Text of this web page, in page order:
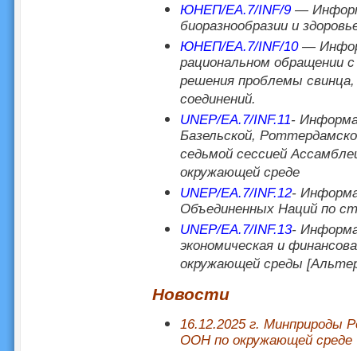
ЮНЕП/EA.7/INF/9—
биоразнообразии и
ЮНЕП/EA.7/INF/10—
рациональном обращении
решения проблемы
соединений.
UNEP/EA.7/INF.11-
Базельской,
седьмой сессией
окружающей среде
UNEP/EA.7/INF.12-
Объединенных Наций по
UNEP/EA.7/INF.13-
экономическая и
окружающей среды
Новости
16.12.2025 г. Минприроды
ООН по окружающей среде